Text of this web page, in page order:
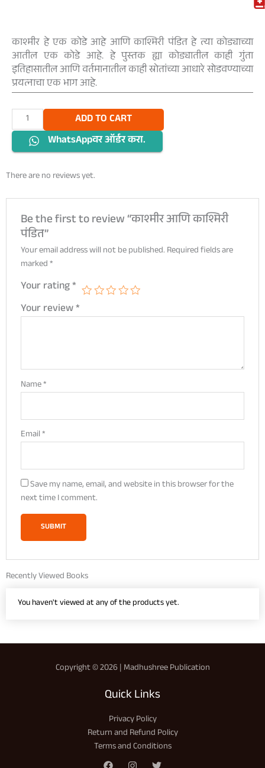
काश्मीर हे एक कोडे आहे आणि काश्मिरी पंडित हे त्या कोड्याच्या
आतील एक कोडे आहे. हे पुस्तक ह्या कोड्यातील काही गुंता
इतिहासातील आणि वर्तमानातील काही स्रोतांच्या आधारे सोडवण्याच्या
प्रयत्नाचा एक भाग आहे.
काश्मीर
आणि
काश्मिरी
पंडित
quantity
ADD TO CART
WhatsAppवर ऑर्डर करा.
There are no reviews yet.
Be the first to review “काश्मीर आणि काश्मिरी
पंडित”
Your email address will not be published. Required fields are
marked*
Your rating*
Your review*
Name*
Email*
Save my name, email, and website in this browser for the
next time I comment.
Recently Viewed Books
You haven't viewed at any of the products yet.
Copyright © 2026 | Madhushree Publication
Quick Links
Privacy Policy
Return and Refund Policy
Terms and Conditions